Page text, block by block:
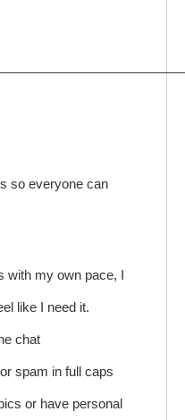
so everyone can
my own pace, I
like I need it.
chat
spam in full caps
or have personal